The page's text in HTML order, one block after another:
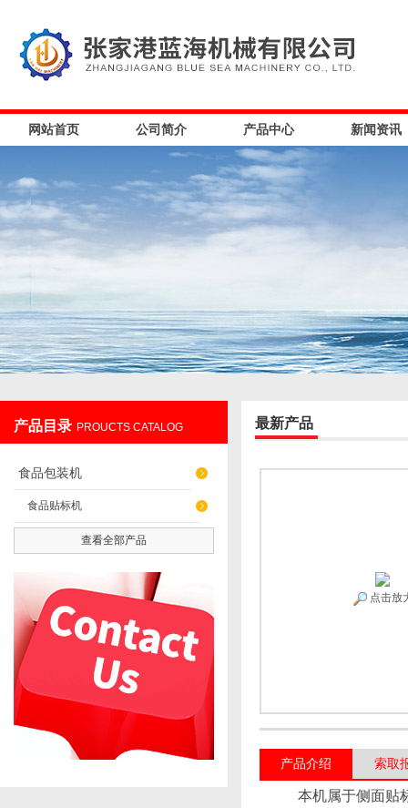
网站首页 公司简介 产品中心 新闻资讯
产品目录 PROUCTS CATALOG
食品包装机
食品贴标机
查看全部产品
最新产品
点击放
产品介绍 索取
本机属于侧面贴标